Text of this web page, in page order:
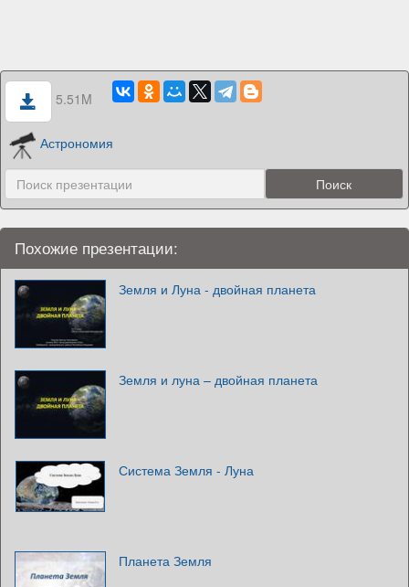
5.51M
Астрономия
Похожие презентации:
Земля и Луна - двойная планета
Земля и луна – двойная планета
Система Земля - Луна
Планета Земля